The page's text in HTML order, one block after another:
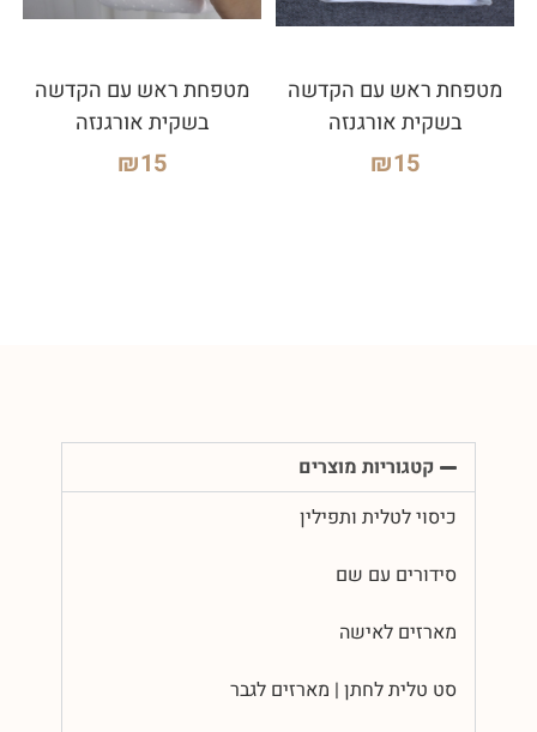
מטפחת ראש עם הקדשה
בשקית אורגנזה
₪15
מטפחת ראש עם הקדשה
בשקית אורגנזה
₪15
קטגוריות מוצרים
כיסוי לטלית ותפילין
סידורים עם שם
מארזים לאישה
סט טלית לחתן | מארזים לגבר